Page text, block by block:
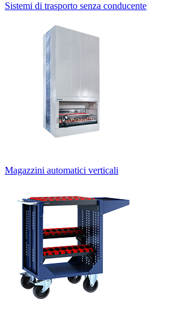
Sistemi di trasporto senza conducente
Magazzini automatici verticali